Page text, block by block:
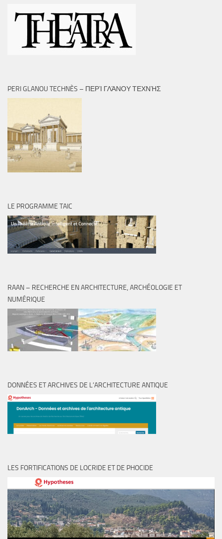
PERI GLANOU TECHNÈS – ΠΕΡῚ ΓΛΆΝΟΥ ΤΕΧΝῊΣ
LE PROGRAMME TAIC
RAAN – RECHERCHE EN ARCHITECTURE, ARCHÉOLOGIE ET
NUMÉRIQUE
DONNÉES ET ARCHIVES DE L’ARCHITECTURE ANTIQUE
LES FORTIFICATIONS DE LOCRIDE ET DE PHOCIDE